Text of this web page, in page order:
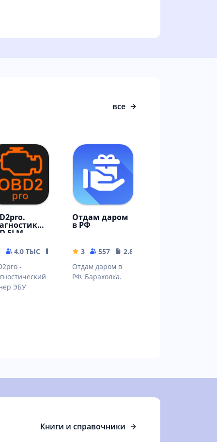
все
ELM.
4.0 ТЫС
4.31 MB
-
ЭБУ
Отдам даром
в РФ
3 557
2.84 MB
Отдам даром в
РФ. Барахолка.
Книги и справочники